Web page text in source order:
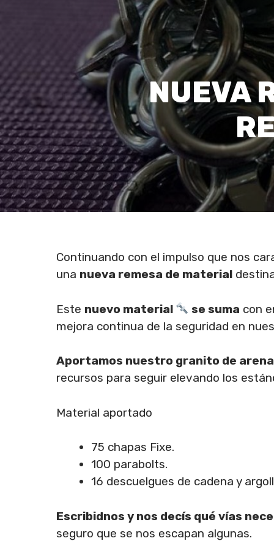
NUEVA
Continuando con el impulso que nos
una nueva remesa de material
Este nuevo material se suma con
mejora continua de la seguridad en
Aportamos nuestro granito de arena
recursos para seguir elevando los
Material aportado
75 chapas Fixe.
100 parabolts.
16 descuelgues de cadena y
Escribidnos y nos decís qué vías
seguro que se nos escapan algunas.